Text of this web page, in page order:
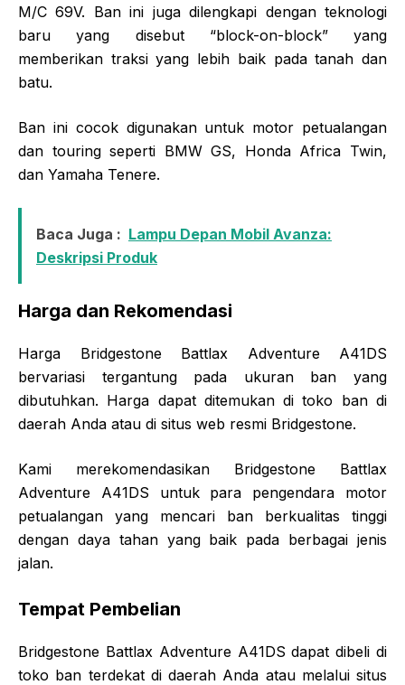
M/C 69V. Ban ini juga dilengkapi dengan teknologi
baru yang disebut “block-on-block” yang
memberikan traksi yang lebih baik pada tanah dan
batu.
Ban ini cocok digunakan untuk motor petualangan
dan touring seperti BMW GS, Honda Africa Twin,
dan Yamaha Tenere.
Baca Juga : Lampu Depan Mobil Avanza:
Deskripsi Produk
Harga dan Rekomendasi
Harga Bridgestone Battlax Adventure A41DS
bervariasi tergantung pada ukuran ban yang
dibutuhkan. Harga dapat ditemukan di toko ban di
daerah Anda atau di situs web resmi Bridgestone.
Kami merekomendasikan Bridgestone Battlax
Adventure A41DS untuk para pengendara motor
petualangan yang mencari ban berkualitas tinggi
dengan daya tahan yang baik pada berbagai jenis
jalan.
Tempat Pembelian
Bridgestone Battlax Adventure A41DS dapat dibeli di
toko ban terdekat di daerah Anda atau melalui situs